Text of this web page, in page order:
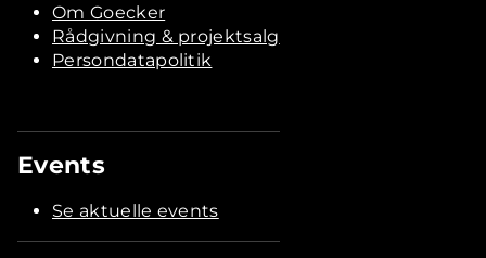
Om Goecker
Rådgivning & projektsalg
Persondatapolitik
Events
Se aktuelle events